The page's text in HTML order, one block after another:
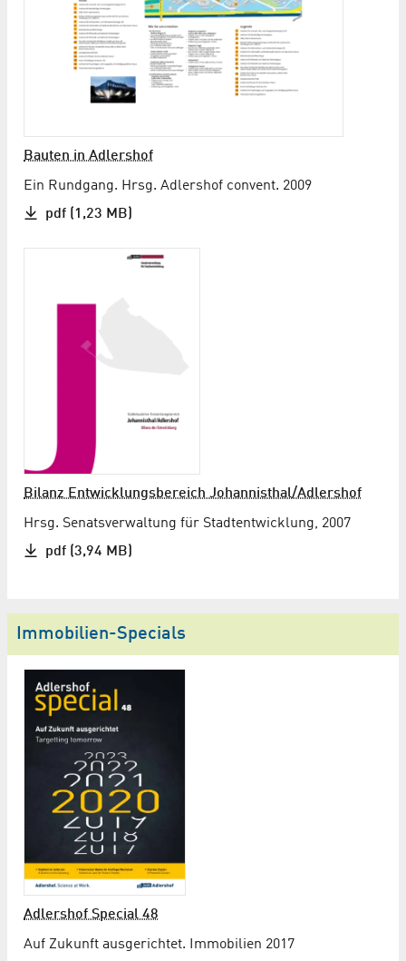
Bauten in Adlershof
Ein Rundgang. Hrsg. Adlershof convent. 2009
pdf (1,23 MB)
Bilanz Entwicklungs­bereich Johannisthal/Adlershof
Hrsg. Senatsverwaltung für Stadtentwicklung, 2007
pdf (3,94 MB)
Immobilien-Specials
Adlershof Special 48
Auf Zukunft ausgerichtet. Immobilien 2017